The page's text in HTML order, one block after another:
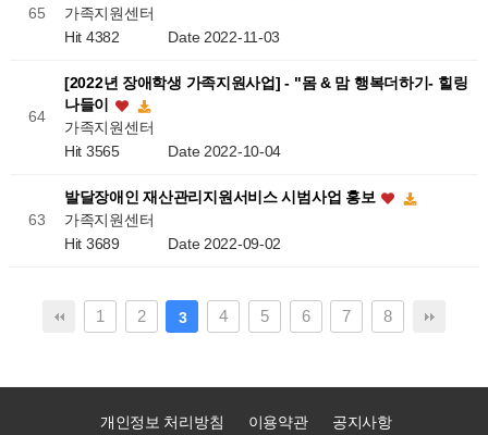
65
가족지원센터
Hit 4382 Date 2022-11-03
64
[2022년 장애학생 가족지원사업] - "몸 & 맘 행복더하기- 힐링
나들이
가족지원센터
Hit 3565 Date 2022-10-04
63
발달장애인 재산관리지원서비스 시범사업 홍보
가족지원센터
Hit 3689 Date 2022-09-02
1 2 3 4 5 6 7 8
개인정보 처리방침 이용약관 공지사항